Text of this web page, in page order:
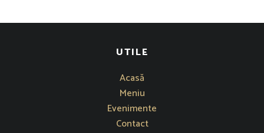
UTILE
Acasă
Meniu
Evenimente
Contact